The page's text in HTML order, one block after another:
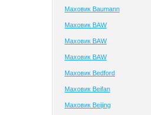
Маховик Baumann
Маховик BAW
Маховик BAW
Маховик BAW
Маховик Bedford
Маховик Beifan
Маховик Beijing